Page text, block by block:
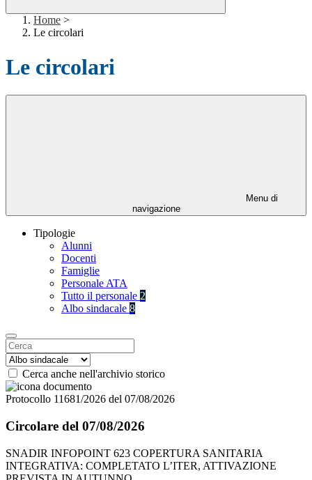
Home >
Le circolari
Le circolari
Menu di
navigazione
Tipologie
Alunni
Docenti
Famiglie
Personale ATA
Tutto il personale 2
Albo sindacale 8
Cerca anche nell'archivio storico
Protocollo 11681/2026 del 07/08/2026
Circolare del 07/08/2026
SNADIR INFOPOINT 623 COPERTURA SANITARIA
INTEGRATIVA: COMPLETATO L’ITER, ATTIVAZIONE